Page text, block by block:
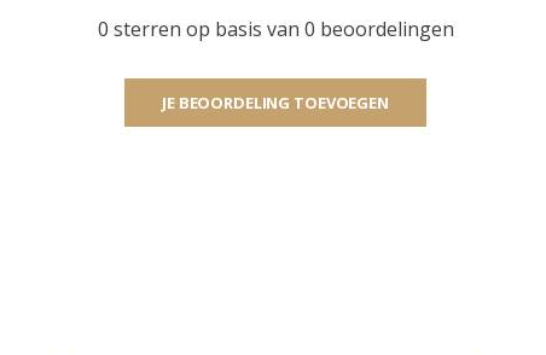
0 sterren op basis van 0 beoordelingen
JE BEOORDELING TOEVOEGEN